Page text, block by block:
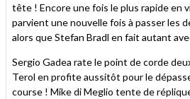
tête ! Encore une fois le plus rapide en
parvient une nouvelle fois à passer les
alors que Stefan Bradl en fait autant
Sergio Gadea rate le point de corde
Terol en profite aussitôt pour le
course ! Mike di Meglio tente de